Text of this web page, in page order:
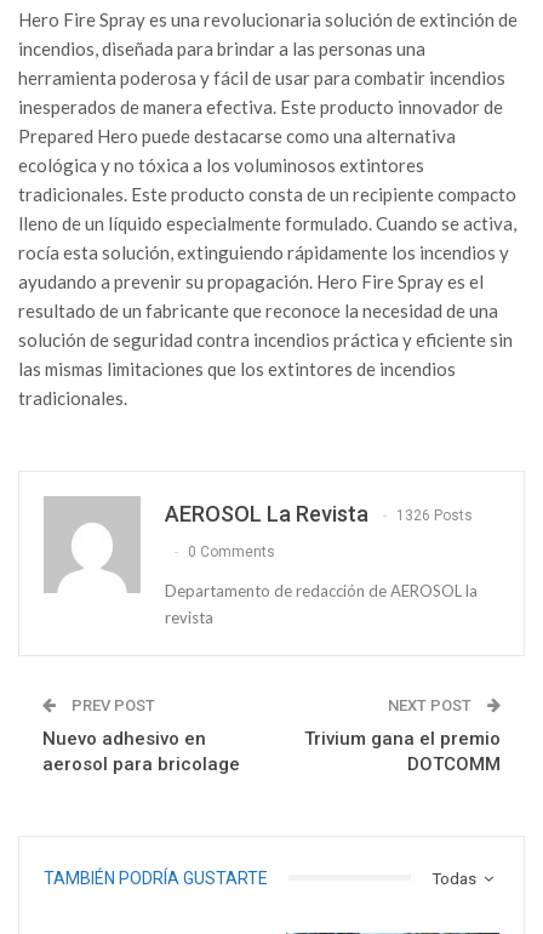
Hero Fire Spray es una revolucionaria solución de extinción de
incendios, diseñada para brindar a las personas una
herramienta poderosa y fácil de usar para combatir incendios
inesperados de manera efectiva. Este producto innovador de
Prepared Hero puede destacarse como una alternativa
ecológica y no tóxica a los voluminosos extintores
tradicionales. Este producto consta de un recipiente compacto
lleno de un líquido especialmente formulado. Cuando se activa,
rocía esta solución, extinguiendo rápidamente los incendios y
ayudando a prevenir su propagación. Hero Fire Spray es el
resultado de un fabricante que reconoce la necesidad de una
solución de seguridad contra incendios práctica y eficiente sin
las mismas limitaciones que los extintores de incendios
tradicionales.
AEROSOL La Revista 1326 Posts
0 Comments
Departamento de redacción de AEROSOL la
revista
PREV POST
Nuevo adhesivo en
aerosol para bricolage
NEXT POST
Trivium gana el premio
DOTCOMM
Todas
TAMBIÉN PODRÍA GUSTARTE